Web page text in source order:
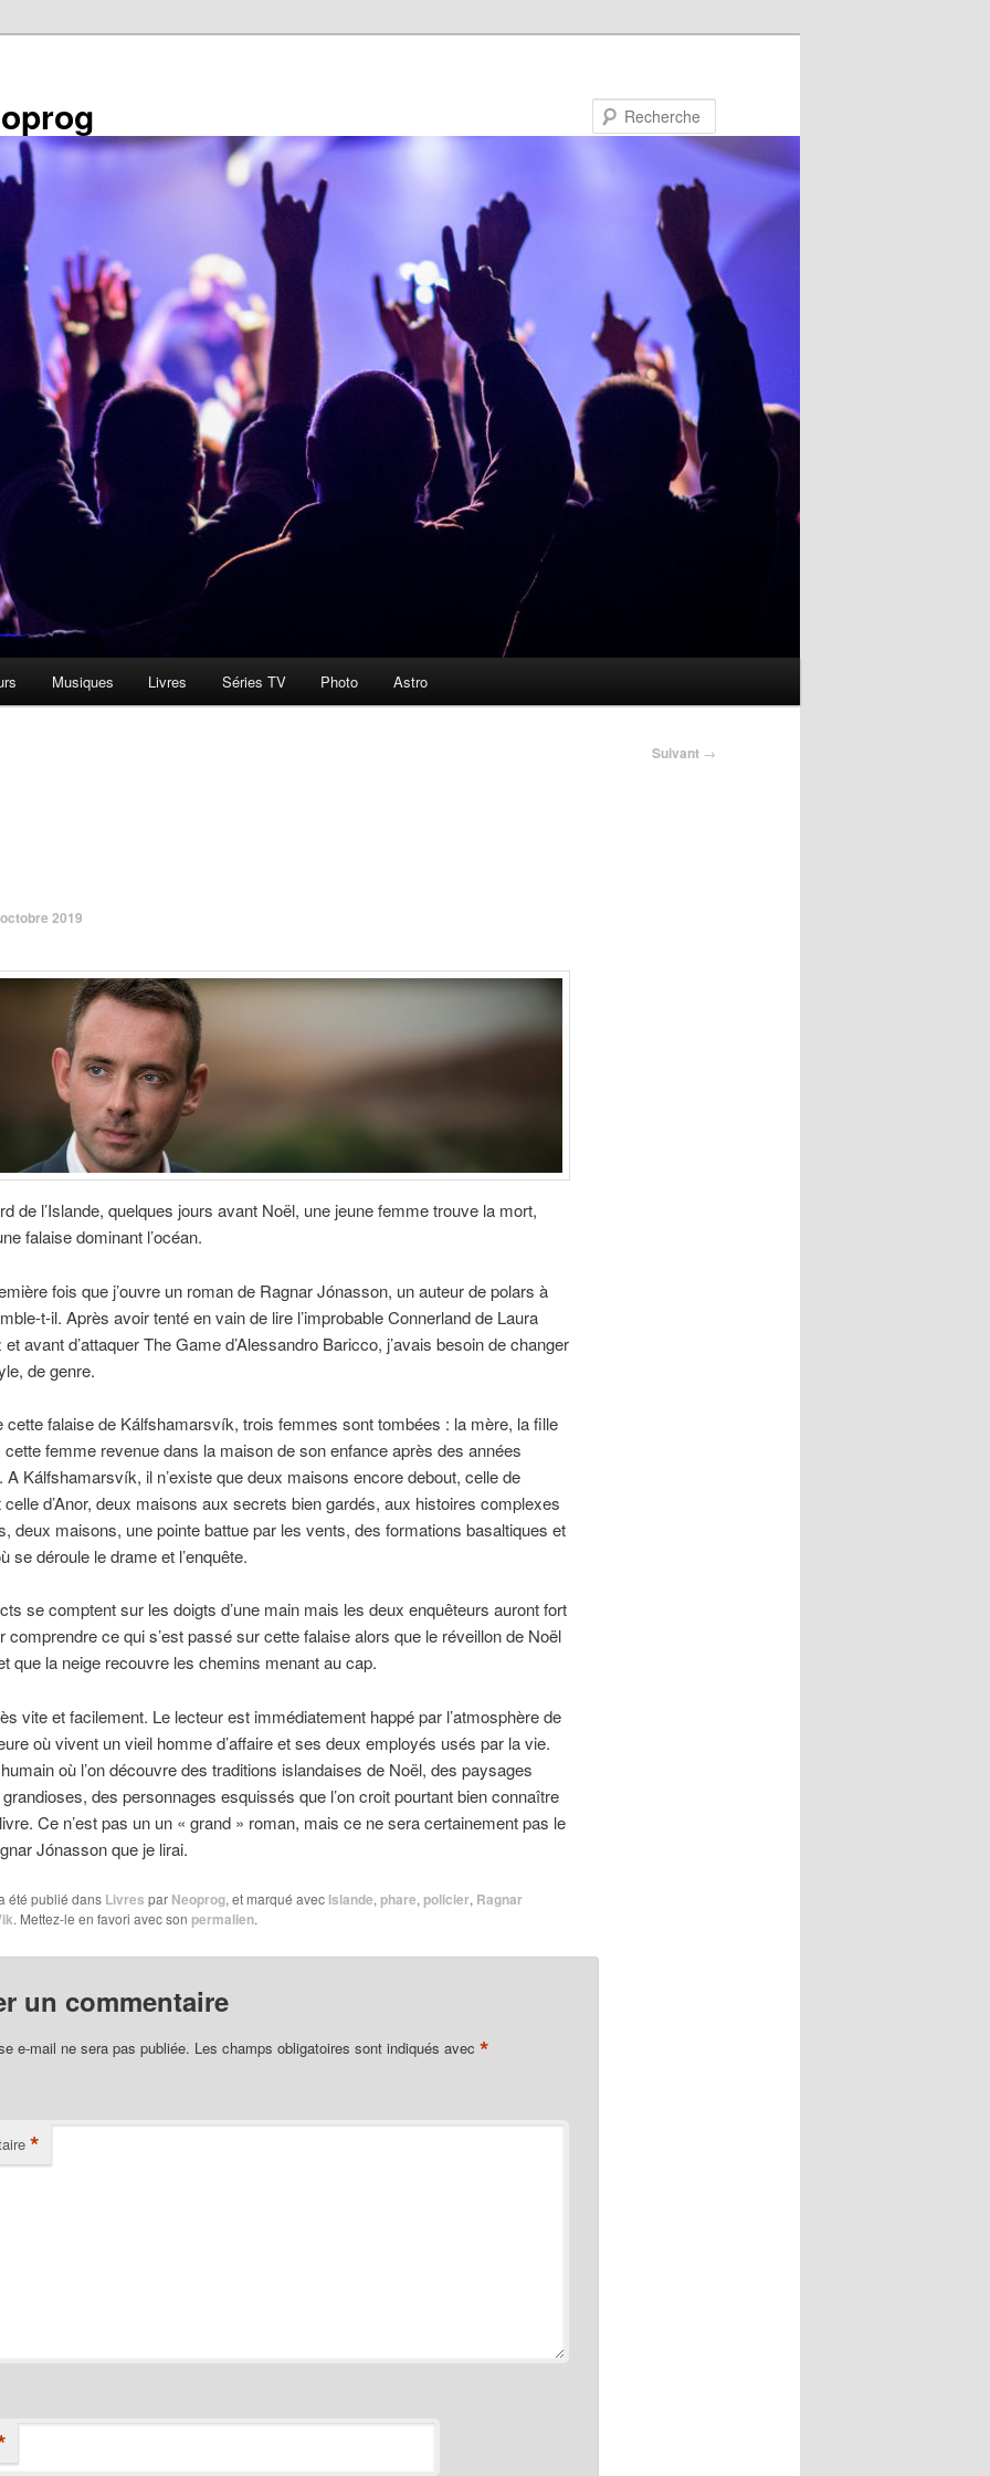
Musiques Livres Séries TV Photo Astro
Suivant →
2019
de l’Islande, quelques jours avant Noël, une jeune femme trouve la mort,
falaise dominant l’océan.
fois que j’ouvre un roman de Ragnar Jónasson, un auteur de polars à
t-il. Après avoir tenté en vain de lire l’improbable Connerland de Laura
et avant d’attaquer The Game d’Alessandro Baricco, j’avais besoin de changer
de genre.
cette falaise de Kálfshamarsvík, trois femmes sont tombées : la mère, la fille
femme revenue dans la maison de son enfance après des années
A Kálfshamarsvík, il n’existe que deux maisons encore debout, celle de
d’Anor, deux maisons aux secrets bien gardés, aux histoires complexes
deux maisons, une pointe battue par les vents, des formations basaltiques et
se déroule le drame et l’enquête.
se comptent sur les doigts d’une main mais les deux enquêteurs auront fort
comprendre ce qui s’est passé sur cette falaise alors que le réveillon de Noël
que la neige recouvre les chemins menant au cap.
vite et facilement. Le lecteur est immédiatement happé par l’atmosphère de
où vivent un vieil homme d’affaire et ses deux employés usés par la vie.
où l’on découvre des traditions islandaises de Noël, des paysages
des personnages esquissés que l’on croit pourtant bien connaître
Ce n’est pas un un « grand » roman, mais ce ne sera certainement pas le
Jónasson que je lirai.
été publié dans Livres par Neoprog, et marqué avec Islande, phare, policier, Ragnar
. Mettez-le en favori avec son permalien.
un commentaire
e-mail ne sera pas publiée. Les champs obligatoires sont indiqués avec *
*